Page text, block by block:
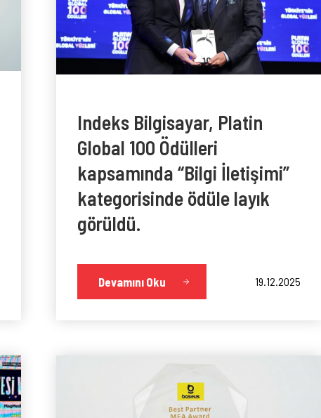
Indeks Bilgisayar, Platin
Global 100 Ödülleri
kapsamında “Bilgi İletişimi”
kategorisinde ödüle layık
görüldü.
Devamını Oku 19.12.2025